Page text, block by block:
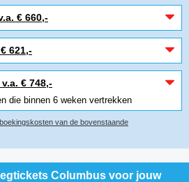
€ 660,-
621,-
€ 748,-
die binnen 6 weken vertrekken
van de bovenstaande
Columbus voor jouw